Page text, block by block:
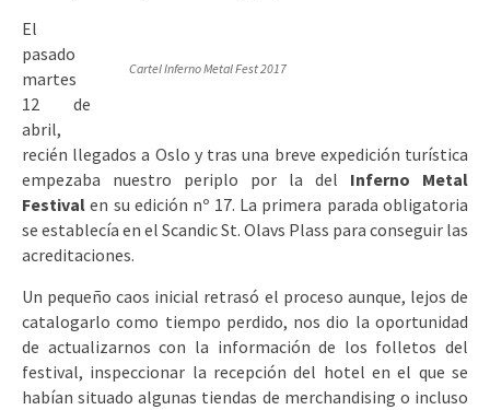
Cartel Inferno Metal Fest 2017
El
pasado
martes
12 de
abril,
recién llegados a Oslo y tras una breve expedición turística
empezaba nuestro periplo por la del Inferno Metal
Festivalen su edición nº 17. La primera parada obligatoria
se establecía en el Scandic St. Olavs Plass para conseguir las
acreditaciones.
Un pequeño caos inicial retrasó el proceso aunque, lejos de
catalogarlo como tiempo perdido, nos dio la oportunidad
de actualizarnos con la información de los folletos del
festival, inspeccionar la recepción del hotel en el que se
habían situado algunas tiendas de merchandising o incluso